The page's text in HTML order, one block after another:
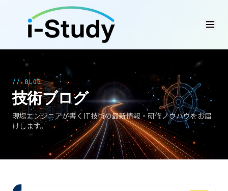
// BLOG
技術ブログ
現場エンジニアが書くIT技術の最新情報・研修ノウハウをお届
けします。